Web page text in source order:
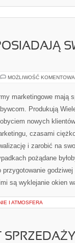
MOŻLIWOŚĆ
marketingowe mają
Produkują
nowych
czasami
i zarobić na
pożądane
są wyklejanie okien
I ATMOSFERA
SPRZEDAŻY